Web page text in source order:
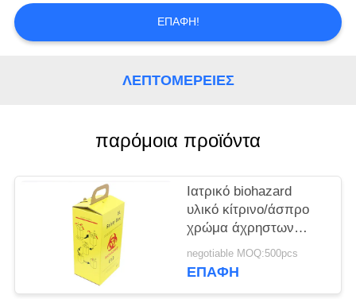
ΖΗΤΉΣΤΕ
ΑΠΌΣΠΑΣΜΑ
SITEMAP
PRIVACY
POLICY
ΕΠΑΦΉ!
ΛΕΠΤΟΜΈΡΕΙΕΣ
παρόμοια προϊόντα
Ιατρικό biohazard
υλικό κίτρινο/άσπρο
χρώμα άχρηστων
χαρτιών ζαρωμένο
κιβώτιο
negotiable MOQ:500pcs
ΕΠΑΦΉ